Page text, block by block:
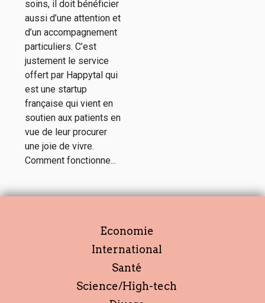
soins, il doit bénéficier
aussi d’une attention et
d’un accompagnement
particuliers. C’est
justement le service
offert par Happytal qui
est une startup
française qui vient en
soutien aux patients en
vue de leur procurer
une joie de vivre.
Comment fonctionne...
Economie
International
Santé
Science/High-tech